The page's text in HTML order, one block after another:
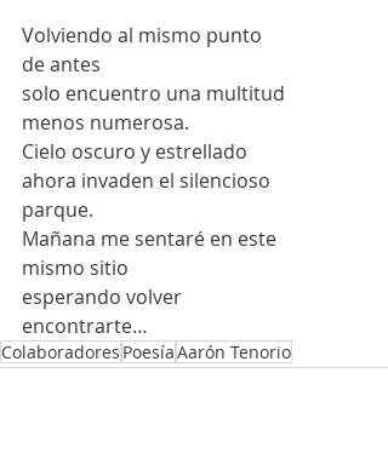
Volviendo al mismo punto
de antes
solo encuentro una multitud
menos numerosa.
Cielo oscuro y estrellado
ahora invaden el silencioso
parque.
Mañana me sentaré en este
mismo sitio
esperando volver
encontrarte…
Colaboradores PoesíaAarón Tenorio